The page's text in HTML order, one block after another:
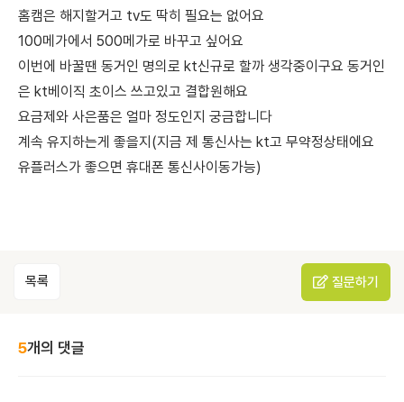
홈캠은 해지할거고 tv도 딱히 필요는 없어요
100메가에서 500메가로 바꾸고 싶어요
이번에 바꿀땐 동거인 명의로 kt신규로 할까 생각중이구요 동거인
은 kt베이직 초이스 쓰고있고 결합원해요
요금제와 사은품은 얼마 정도인지 궁금합니다
계속 유지하는게 좋을지(지금 제 통신사는 kt고 무약정상태에요
유플러스가 좋으면 휴대폰 통신사이동가능)
목록 질문하기
5개의 댓글